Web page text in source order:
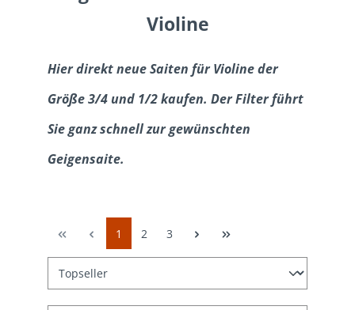
Violine
Hier direkt neue Saiten für Violine der
Größe 3/4 und 1/2 kaufen. Der Filter führt
Sie ganz schnell zur gewünschten
Geigensaite.
1 2 3